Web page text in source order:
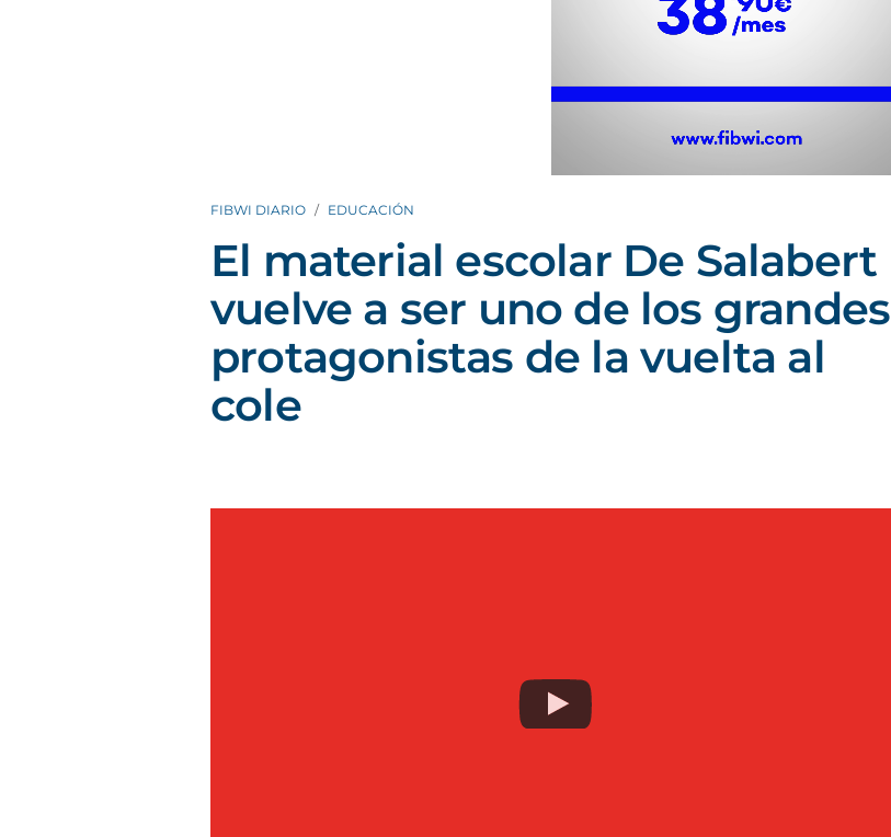
FIBWI DIARIO EDUCACIÓN
El material escolar De Salabert
vuelve a ser uno de los grandes
protagonistas de la vuelta al
cole